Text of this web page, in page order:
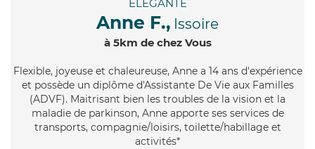
ÉLÉGANTE
Anne F., Issoire
à 5km de chez Vous
Flexible, joyeuse et chaleureuse, Anne a 14 ans d'expérience
et possède un diplôme d'Assistante De Vie aux Familles
(ADVF). Maitrisant bien les troubles de la vision et la
maladie de parkinson, Anne apporte ses services de
transports, compagnie/loisirs, toilette/habillage et
activités*